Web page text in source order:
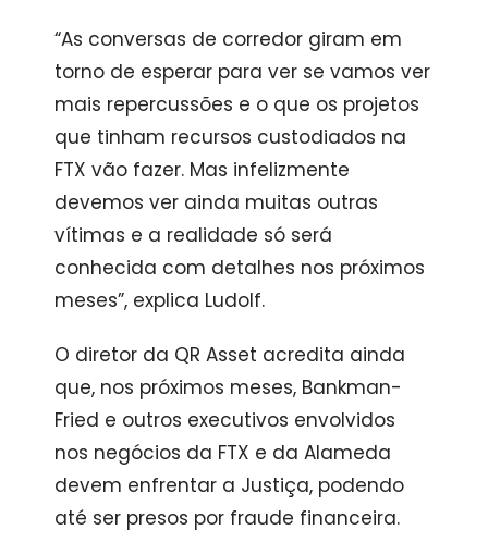
“As conversas de corredor giram em
torno de esperar para ver se vamos ver
mais repercussões e o que os projetos
que tinham recursos custodiados na
FTX vão fazer. Mas infelizmente
devemos ver ainda muitas outras
vítimas e a realidade só será
conhecida com detalhes nos próximos
meses”, explica Ludolf.
O diretor da QR Asset acredita ainda
que, nos próximos meses, Bankman-
Fried e outros executivos envolvidos
nos negócios da FTX e da Alameda
devem enfrentar a Justiça, podendo
até ser presos por fraude financeira.